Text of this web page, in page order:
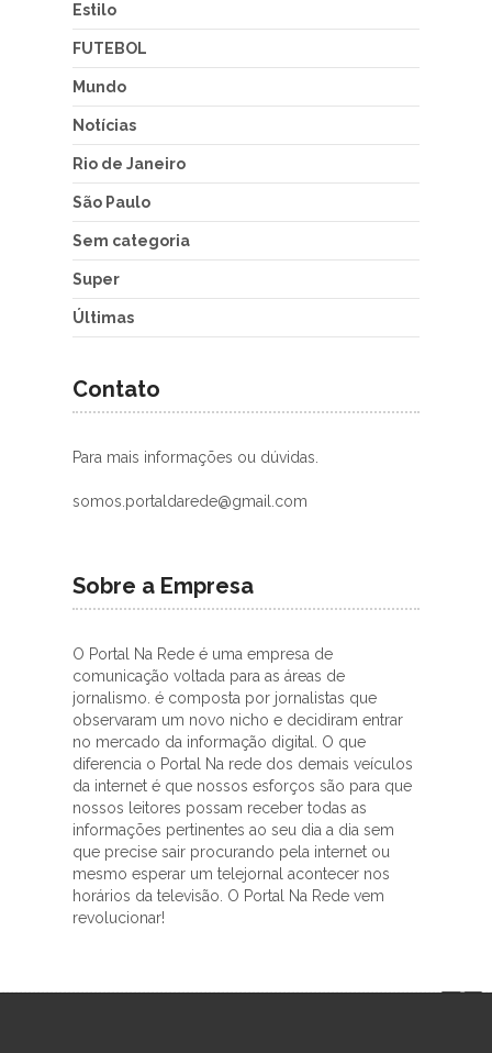
Estilo
FUTEBOL
Mundo
Notícias
Rio de Janeiro
São Paulo
Sem categoria
Super
Últimas
Contato
Para mais informações ou dúvidas.
somos.portaldarede@gmail.com
Sobre a Empresa
O Portal Na Rede é uma empresa de
comunicação voltada para as áreas de
jornalismo. é composta por jornalistas que
observaram um novo nicho e decidiram entrar
no mercado da informação digital. O que
diferencia o Portal Na rede dos demais veículos
da internet é que nossos esforços são para que
nossos leitores possam receber todas as
informações pertinentes ao seu dia a dia sem
que precise sair procurando pela internet ou
mesmo esperar um telejornal acontecer nos
horários da televisão. O Portal Na Rede vem
revolucionar!